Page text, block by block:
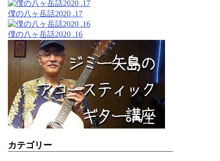
僕の八ヶ岳話2020 .17
僕の八ヶ岳話2020 .16
カテゴリー